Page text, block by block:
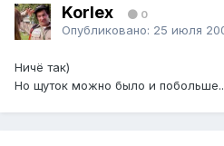
Korlex 0
Опубликовано: 25 июля
Ничё так)
Но щуток можно было и